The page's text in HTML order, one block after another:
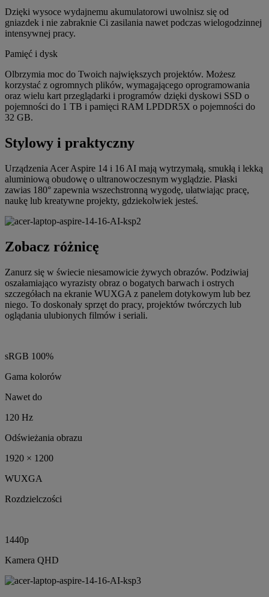
Dzięki wysoce wydajnemu akumulatorowi uwolnisz się od
gniazdek i nie zabraknie Ci zasilania nawet podczas wielogodzinnej
intensywnej pracy.
Pamięć i dysk
Olbrzymia moc do Twoich największych projektów. Możesz
korzystać z ogromnych plików, wymagającego oprogramowania
oraz wielu kart przeglądarki i programów dzięki dyskowi SSD o
pojemności do 1 TB i pamięci RAM LPDDR5X o pojemności do
32 GB.
Stylowy i praktyczny
Urządzenia Acer Aspire 14 i 16 AI mają wytrzymałą, smukłą i lekką
aluminiową obudowę o ultranowoczesnym wyglądzie. Płaski
zawias 180° zapewnia wszechstronną wygodę, ułatwiając pracę,
naukę lub kreatywne projekty, gdziekolwiek jesteś.
Zobacz różnicę
Zanurz się w świecie niesamowicie żywych obrazów. Podziwiaj
oszałamiająco wyrazisty obraz o bogatych barwach i ostrych
szczegółach na ekranie WUXGA z panelem dotykowym lub bez
niego. To doskonały sprzęt do pracy, projektów twórczych lub
oglądania ulubionych filmów i seriali.
sRGB 100%
Gama kolorów
Nawet do
120 Hz
Odświeżania obrazu
1920 × 1200
WUXGA
Rozdzielczości
1440p
Kamera QHD